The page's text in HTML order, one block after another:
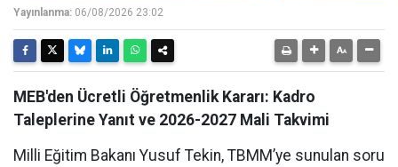
Yayınlanma: 06/08/2026 23:02
MEB'den Ücretli Öğretmenlik Kararı: Kadro
Taleplerine Yanıt ve 2026-2027 Mali Takvimi
Milli Eğitim Bakanı Yusuf Tekin, TBMM’ye sunulan soru